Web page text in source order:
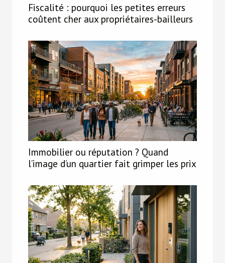
Fiscalité : pourquoi les petites erreurs
coûtent cher aux propriétaires-bailleurs
Immobilier ou réputation ? Quand
l’image d’un quartier fait grimper les prix